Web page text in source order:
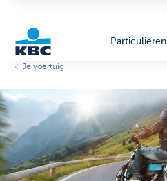
Particulieren
Je voertuig